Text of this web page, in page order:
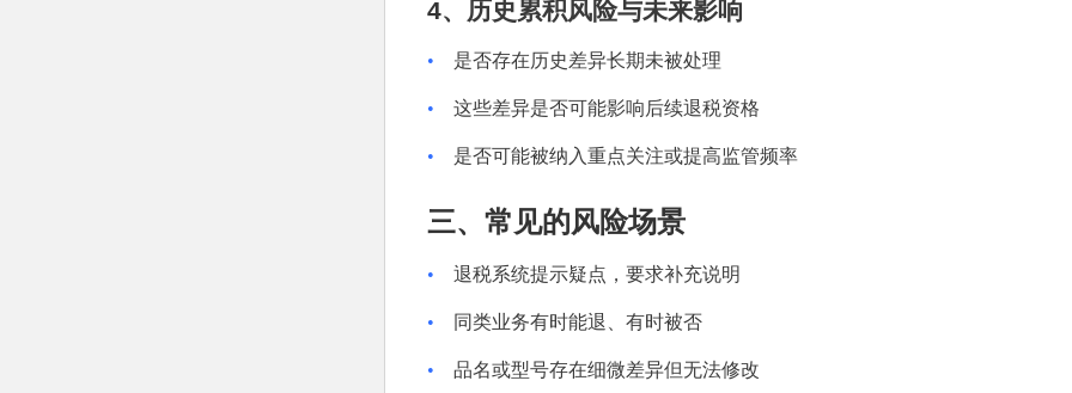
4、历史累积风险与未来影响
• 是否存在历史差异长期未被处理
• 这些差异是否可能影响后续退税资格
• 是否可能被纳入重点关注或提高监管频率
三、常见的风险场景
• 退税系统提示疑点，要求补充说明
• 同类业务有时能退、有时被否
• 品名或型号存在细微差异但无法修改